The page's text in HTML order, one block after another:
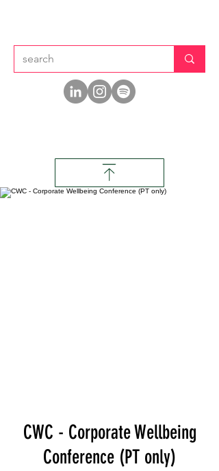
CWC - Corporate Wellbeing
Conference (PT only)